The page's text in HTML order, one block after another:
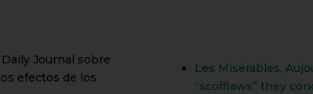
Journal sobre
efectos de los
Les Misérables,
“scofflaws” they